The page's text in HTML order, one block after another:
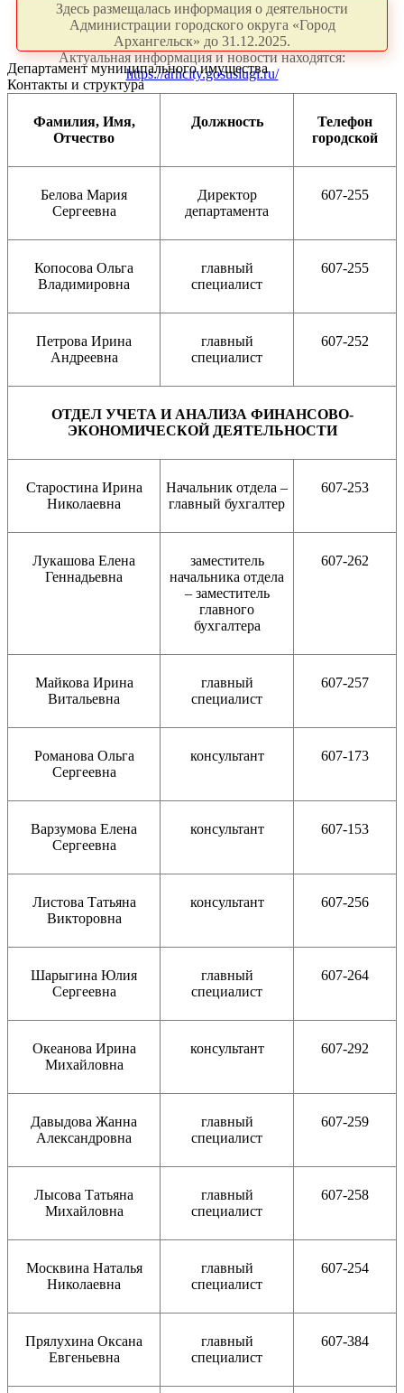
Здесь размещалась информация о деятельности
Администрации городского округа «Город
Архангельск» до 31.12.2025.
Актуальная информация и новости находятся:
https://arhcity.gosuslugi.ru/
Департамент муниципального имущества
Контакты и структура
Фамилия, Имя,
Отчество
Должность
Телефон
городской
Белова Мария
Сергеевна
Директор
департамента
607-255
Копосова Ольга
Владимировна
главный
специалист
607-255
Петрова Ирина
Андреевна
главный
специалист
607-252
ОТДЕЛ УЧЕТА И АНАЛИЗА ФИНАНСОВО-
ЭКОНОМИЧЕСКОЙ ДЕЯТЕЛЬНОСТИ
Старостина Ирина
Николаевна
Начальник отдела –
главный бухгалтер
607-253
Лукашова Елена
Геннадьевна
заместитель
начальника отдела
– заместитель
главного
бухгалтера
607-262
Майкова Ирина
Витальевна
главный
специалист
607-257
Романова Ольга
Сергеевна
консультант 607-173
Варзумова Елена
Сергеевна
консультант 607-153
Листова Татьяна
Викторовна
консультант 607-256
Шарыгина Юлия
Сергеевна
главный
специалист
607-264
Океанова Ирина
Михайловна
консультант 607-292
Давыдова Жанна
Александровна
главный
специалист
607-259
Лысова Татьяна
Михайловна
главный
специалист
607-258
Москвина Наталья
Николаевна
главный
специалист
607-254
Прялухина Оксана
Евгеньевна
главный
специалист
607-384